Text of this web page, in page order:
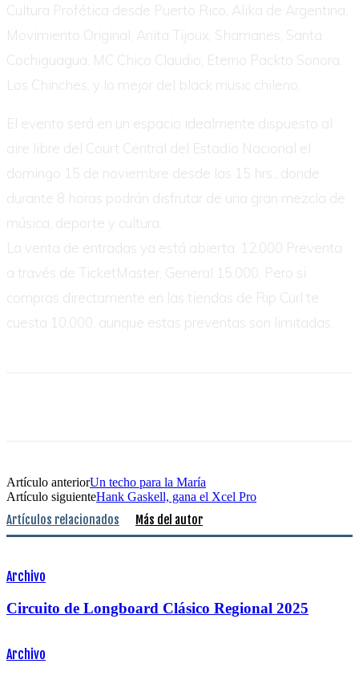
Cultura Profética desde Puerto Rico, Alika de Argentina,
Movimiento Original, Anita Tijoux, Shamanes, Santa
Cochiguagua, MC Chico Claudio, Eterno Packto Sonora,
Los Chinches, y lo mejor del black music chileno.
El evento será en un espacio idealmente dispuesto al
aire libre del Court Central del Estadio Nacional el
domingo 15 de noviembre desde las 15 hrs., donde
durante 8 horas podrán disfrutar de una gran mezcla de
música, deporte y cultura.
La venta de entradas ya está abierta: 12.000 Preventa
a través de TicketMaster, General 15.000. Pero si
compras directamente en las tiendas de Rip Curl te
cuesta 10.000, aunque estas preventas son limitadas.
Artículo anteriorUn techo para la María
Artículo siguienteHank Gaskell, gana el Xcel Pro
Artículos relacionados Más del autor
Archivo
Circuito de Longboard Clásico Regional 2025
Archivo